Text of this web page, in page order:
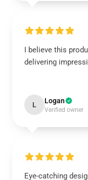
I believe this
delivering
L Logan
Verified owner
Eye-catching